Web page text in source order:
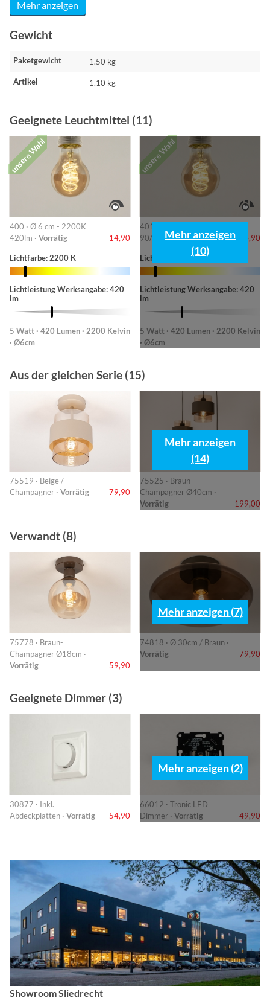
Mehr anzeigen
Gewicht
Paketgewicht 1.50 kg
Artikel 1.10 kg
Geeignete Leuchtmittel (11)
unsere Wahl
400 · Ø 6 cm - 2200K
420lm · Vorrätig 14,90
Lichtfarbe: 2200 K
Lichtleistung Werksangabe: 420
lm
5 Watt · 420 Lumen · 2200 Kelvin
· Ø6cm
unsere Wahl
401 · 6cm-2200K
90/220/420lm ·Vorrätig 14,90
Lichtfarbe: 2200 K
Lichtleistung Werksangabe: 420
lm
5 Watt · 420 Lumen · 2200 Kelvin
· Ø6cm
Mehr anzeigen
(10)
Aus der gleichen Serie (15)
75519 · Beige /
Champagner · Vorrätig 79,90
75525 · Braun-
Champagner Ø40cm ·
Vorrätig
199,00
Mehr anzeigen
(14)
Verwandt (8)
75778 · Braun-
Champagner Ø18cm ·
Vorrätig
59,90
74818 · Ø 30cm / Braun ·
Vorrätig
79,90
Mehr anzeigen (7)
Geeignete Dimmer (3)
30877 · Inkl.
Abdeckplatten · Vorrätig 54,90
66012 · Tronic LED
Dimmer · Vorrätig 49,90
Mehr anzeigen (2)
Showroom Sliedrecht